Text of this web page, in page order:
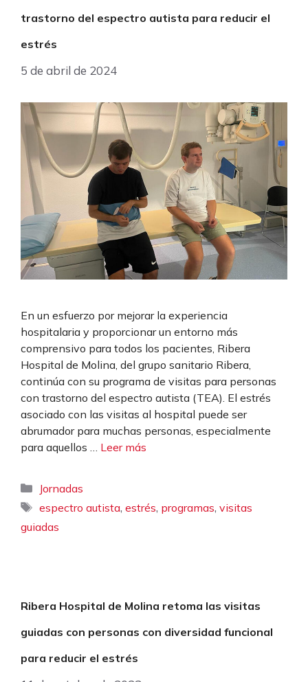
trastorno del espectro autista para reducir el
estrés
5 de abril de 2024
En un esfuerzo por mejorar la experiencia
hospitalaria y proporcionar un entorno más
comprensivo para todos los pacientes, Ribera
Hospital de Molina, del grupo sanitario Ribera,
continúa con su programa de visitas para personas
con trastorno del espectro autista (TEA). El estrés
asociado con las visitas al hospital puede ser
abrumador para muchas personas, especialmente
para aquellos … Leer más
Categorías
Jornadas
Etiquetas
espectro autista,estrés, programas,visitas
guiadas
Ribera Hospital de Molina retoma las visitas
guiadas con personas con diversidad funcional
para reducir el estrés